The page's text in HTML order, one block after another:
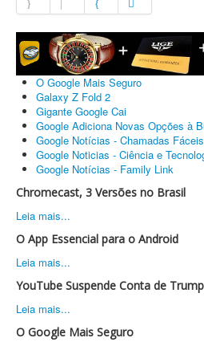
O Google Mais Seguro
Galaxy Z Fold 2
Gigante Google Cai
Google Adiciona Novas Opções à
Google Notícias - Chamadas Fáceis
Google Noticias - Ciência e
Google Notícias - Family Link
Chromecast, 3 Versões no Brasil
Leia mais...
O App Essencial para o Android
Leia mais...
YouTube Suspende Conta de Trump
Leia mais...
O Google Mais Seguro